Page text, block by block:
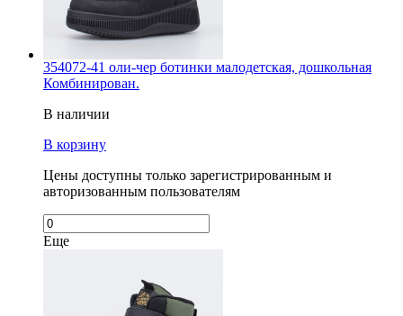
354072-41 оли-чер ботинки малодетская, дошкольная
Комбинирован.
В наличии
В корзину
Цены доступны только зарегистрированным и
авторизованным пользователям
Еще